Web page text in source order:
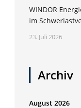
WINDOR
im
23. Juli 2026
Archiv
August 2026